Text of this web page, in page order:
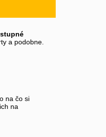
a podobne.
na čo si
na